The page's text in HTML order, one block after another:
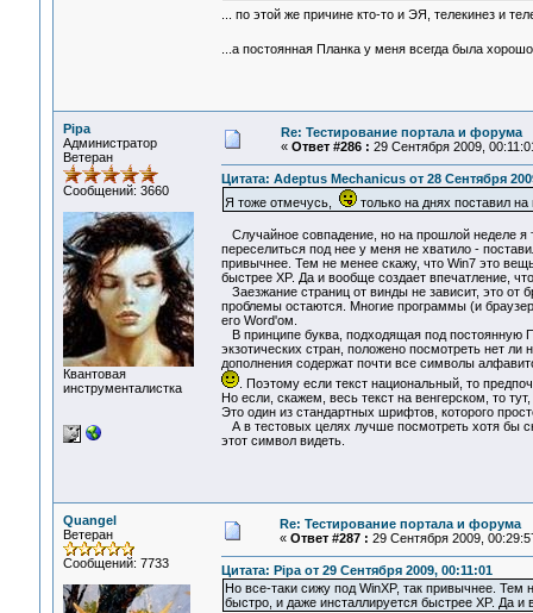
... по этой же причине кто-то и ЭЯ, телекинез и
...а постоянная Планка у меня всегда была
Pipa
Администратор
Ветеран
Сообщений: 3660
Квантовая
инструменталистка
Re: Тестирование портала и форума
« Ответ #286 : 29 Сентября 2009,
Цитата: Adeptus Mechanicus от 28 Сентября
Я тоже отмечусь,
только на днях поставил на
Случайное совпадение, но на прошлой неделе
переселиться под нее у меня не хватило -
привычнее. Тем не менее скажу, что Win7 это
быстрее XP. Да и вообще создает впечатление,
Заезжание страниц от винды не зависит, это
проблемы остаются. Многие программы (и
его Word'ом.
В принципе буква, подходящая под постоянную
экзотических стран, положено посмотреть нет
дополнения содержат почти все символы
. Поэтому если текст национальный, то
Но если, скажем, весь текст на венгерском, то
Это один из стандартных шрифтов, которого
А в тестовых целях лучше посмотреть хотя бы
этот символ видеть.
Quangel
Ветеран
Сообщений: 7733
Re: Тестирование портала и форума
« Ответ #287 : 29 Сентября 2009,
Цитата: Pipa от 29 Сентября 2009, 00:11:01
Но все-таки сижу под WinXP, так привычнее. Тем
быстро, и даже инсталлируется быстрее XP. Да